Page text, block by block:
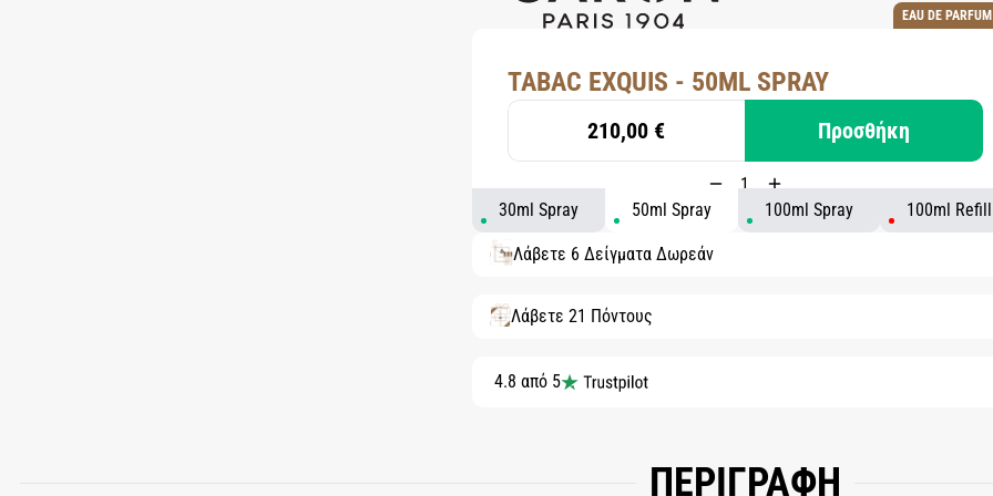
EAU DE PARFUM
TABAC EXQUIS - 50ML SPRAY
210,00 € Προσθήκη
30ml Spray 50ml Spray 100ml Spray 100ml Refill
Λάβετε 6 Δείγματα Δωρεάν
Λάβετε 21 Πόντους
4.8 από 5
ΠΕΡΙΓΡΑΦΗ